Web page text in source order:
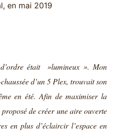
en mai 2019
était »lumineux ». Mon
d’un 5 Plex, trouvait son
en été. Afin de maximiser la
de créer une aire ouverte
en plus d’éclaircir l’espace en